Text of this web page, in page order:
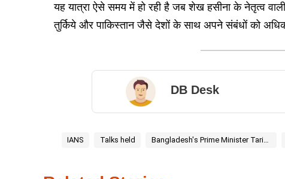
यह यात्रा ऐसे समय में हो रही है जब शेख हसीना के नेतृत्व
तुर्किये और पाकिस्तान जैसे देशों के साथ अपने संबंधों को
DB Desk
IANS Talks held Bangladesh's Prime Minister Tarique Rahman